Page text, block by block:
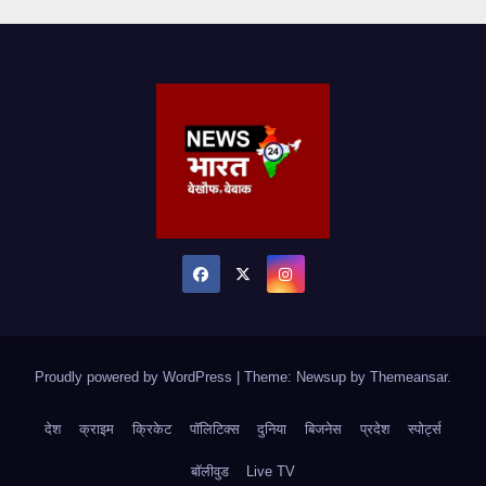
Proudly powered by WordPress | Theme: Newsup by Themeansar.
देश क्राइम क्रिकेट पॉलिटिक्स दुनिया बिजनेस प्रदेश स्पोर्ट्स
बॉलीवुड Live TV